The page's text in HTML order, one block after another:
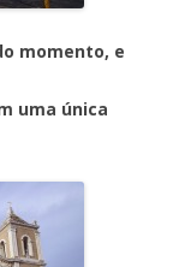
e
uma única